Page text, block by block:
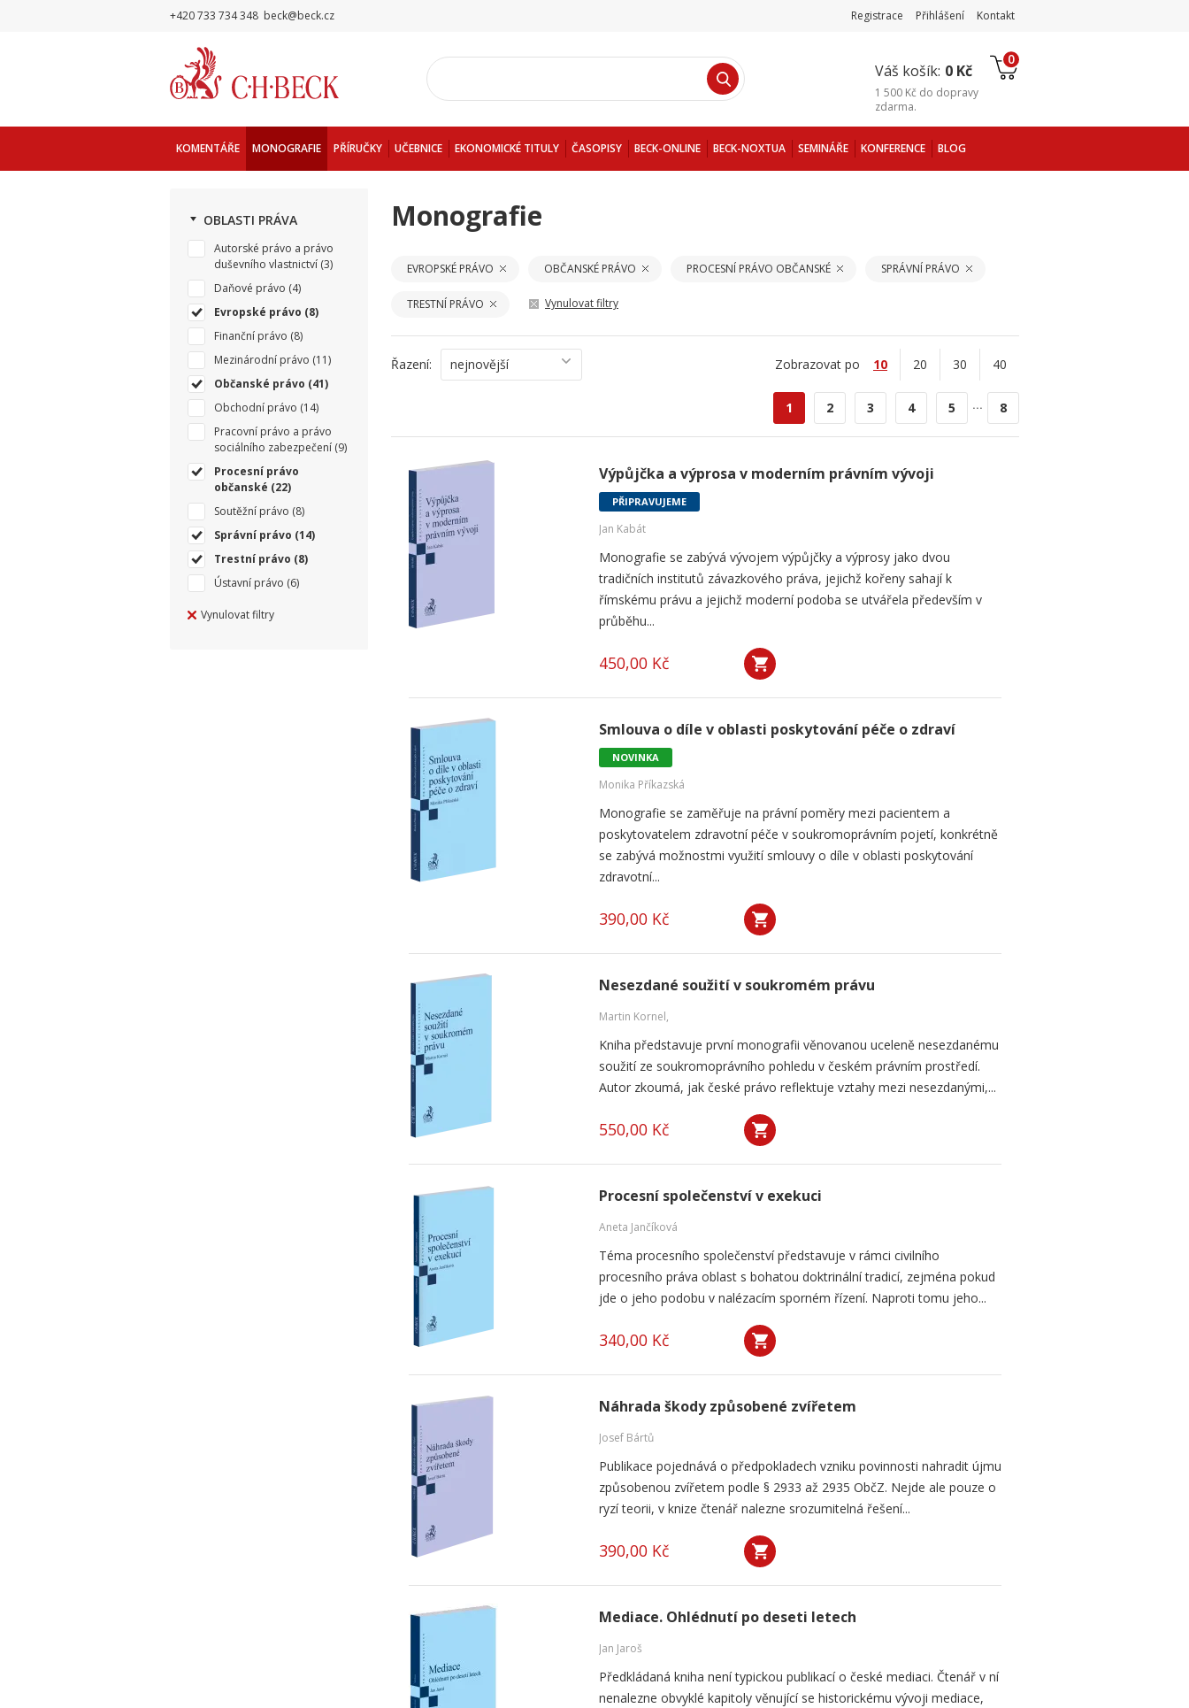
+420 733 734 348 beck@beck.cz Registrace Přihlášení Kontakt
Váš košík: 0 Kč
0
1 500 Kč do dopravy
zdarma.
KOMENTÁŘE MONOGRAFIE PŘÍRUČKY UČEBNICE EKONOMICKÉ TITULY ČASOPISY BECK-ONLINE BECK-NOXTUA SEMINÁŘE KONFERENCE BLOG
OBLASTI PRÁVA
Autorské právo a právo
duševního vlastnictví (3)
Daňové právo (4)
Evropské právo (8)
Finanční právo (8)
Mezinárodní právo (11)
Občanské právo (41)
Obchodní právo (14)
Pracovní právo a právo
sociálního zabezpečení (9)
Procesní právo
občanské (22)
Soutěžní právo (8)
Správní právo (14)
Trestní právo (8)
Ústavní právo (6)
Vynulovat filtry
Monografie
EVROPSKÉ PRÁVO OBČANSKÉ PRÁVO PROCESNÍ PRÁVO OBČANSKÉ SPRÁVNÍ PRÁVO
TRESTNÍ PRÁVO Vynulovat filtry
Řazení: nejnovější Zobrazovat po 10 20 30 40
1 2 3 4 5 ... 8
Výpůjčka a výprosa v moderním právním vývoji
PŘIPRAVUJEME
Jan Kabát
Monografie se zabývá vývojem výpůjčky a výprosy jako dvou
tradičních institutů závazkového práva, jejichž kořeny sahají k
římskému právu a jejichž moderní podoba se utvářela především v
průběhu...
450,00 Kč
Smlouva o díle v oblasti poskytování péče o zdraví
NOVINKA
Monika Příkazská
Monografie se zaměřuje na právní poměry mezi pacientem a
poskytovatelem zdravotní péče v soukromoprávním pojetí, konkrétně
se zabývá možnostmi využití smlouvy o díle v oblasti poskytování
zdravotní...
390,00 Kč
Nesezdané soužití v soukromém právu
Martin Kornel,
Kniha představuje první monografii věnovanou uceleně nesezdanému
soužití ze soukromoprávního pohledu v českém právním prostředí.
Autor zkoumá, jak české právo reflektuje vztahy mezi nesezdanými,...
550,00 Kč
Procesní společenství v exekuci
Aneta Jančíková
Téma procesního společenství představuje v rámci civilního
procesního práva oblast s bohatou doktrinální tradicí, zejména pokud
jde o jeho podobu v nalézacím sporném řízení. Naproti tomu jeho...
340,00 Kč
Náhrada škody způsobené zvířetem
Josef Bártů
Publikace pojednává o předpokladech vzniku povinnosti nahradit újmu
způsobenou zvířetem podle § 2933 až 2935 ObčZ. Nejde ale pouze o
ryzí teorii, v knize čtenář nalezne srozumitelná řešení...
390,00 Kč
Mediace. Ohlédnutí po deseti letech
Jan Jaroš
Předkládaná kniha není typickou publikací o české mediaci. Čtenář v ní
nenalezne obvyklé kapitoly věnující se historickému vývoji mediace,